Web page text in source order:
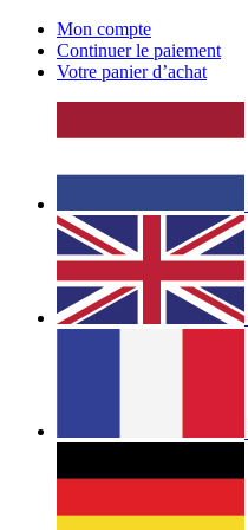
Mon compte
Continuer le paiement
Votre panier d’achat